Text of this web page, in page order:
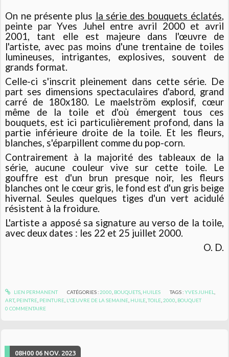
On ne présente plus la série des bouquets éclatés,
peinte par Yves Juhel entre avril 2000 et avril
2001, tant elle est majeure dans l'œuvre de
l'artiste, avec pas moins d'une trentaine de toiles
lumineuses, intrigantes, explosives, souvent de
grands format.
Celle-ci s'inscrit pleinement dans cette série. De
part ses dimensions spectaculaires d'abord, grand
carré de 180x180. Le maelström explosif, cœur
même de la toile et d'où émergent tous ces
bouquets, est ici particulièrement profond, dans la
partie inférieure droite de la toile. Et les fleurs,
blanches, s'éparpillent comme du pop-corn.
Contrairement à la majorité des tableaux de la
série, aucune couleur vive sur cette toile. Le
gouffre est d'un brun presque noir, les fleurs
blanches ont le cœur gris, le fond est d'un gris beige
hivernal. Seules quelques tiges d'un vert acidulé
résistent à la froidure.
L'artiste a apposé sa signature au verso de la toile,
avec deux dates : les 22 et 25 juillet 2000.
O. D.
LIEN PERMANENT CATÉGORIES :2000 BOUQUETS, HUILES TAGS :YVES JUHEL
ART, PEINTRE PEINTURE L'ŒUVRE DE LA SEMAINE HUILE ,TOILE ,2000 BOUQUET
0 COMMENTAIRE
08H00 06 NOV. 2023